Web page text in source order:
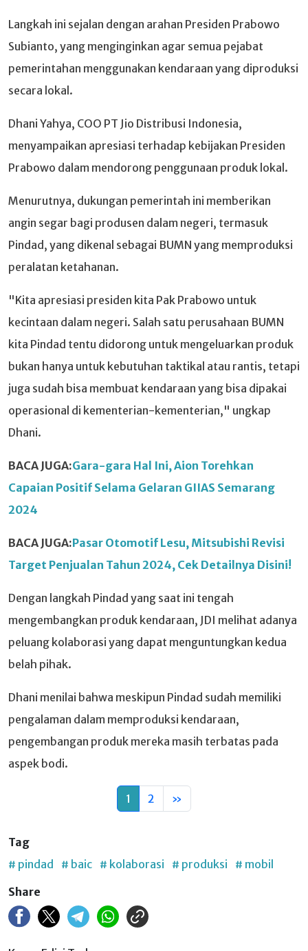
Langkah ini sejalan dengan arahan Presiden Prabowo
Subianto, yang menginginkan agar semua pejabat
pemerintahan menggunakan kendaraan yang diproduksi
secara lokal.
Dhani Yahya, COO PT Jio Distribusi Indonesia,
menyampaikan apresiasi terhadap kebijakan Presiden
Prabowo dalam mendorong penggunaan produk lokal.
Menurutnya, dukungan pemerintah ini memberikan
angin segar bagi produsen dalam negeri, termasuk
Pindad, yang dikenal sebagai BUMN yang memproduksi
peralatan ketahanan.
"Kita apresiasi presiden kita Pak Prabowo untuk
kecintaan dalam negeri. Salah satu perusahaan BUMN
kita Pindad tentu didorong untuk mengeluarkan produk
bukan hanya untuk kebutuhan taktikal atau rantis, tetapi
juga sudah bisa membuat kendaraan yang bisa dipakai
operasional di kementerian-kementerian," ungkap
Dhani.
BACA JUGA:Gara-gara Hal Ini, Aion Torehkan
Capaian Positif Selama Gelaran GIIAS Semarang
2024
BACA JUGA:Pasar Otomotif Lesu, Mitsubishi Revisi
Target Penjualan Tahun 2024, Cek Detailnya Disini!
Dengan langkah Pindad yang saat ini tengah
mengembangkan produk kendaraan, JDI melihat adanya
peluang kolaborasi yang dapat menguntungkan kedua
belah pihak.
Dhani menilai bahwa meskipun Pindad sudah memiliki
pengalaman dalam memproduksi kendaraan,
pengembangan produk mereka masih terbatas pada
aspek bodi.
1 2 »
Tag
# pindad
# baic # kolaborasi # produksi
# mobil
Share